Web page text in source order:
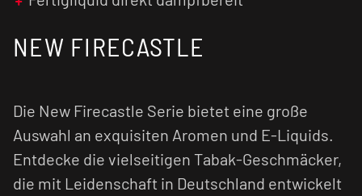
NEW FIRECASTLE
Die New Firecastle Serie bietet eine große
Auswahl an exquisiten Aromen und E-Liquids.
Entdecke die vielseitigen Tabak-Geschmäcker,
die mit Leidenschaft in Deutschland entwickelt